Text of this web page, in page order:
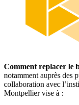
Comment replacer le
notamment auprès des
collaboration avec
Montpellier vise à :